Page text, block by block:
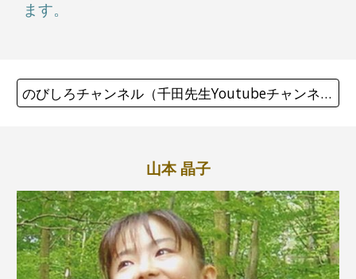
ます。
のびしろチャンネル（千田先生Youtubeチャンネル）
山本 晶子